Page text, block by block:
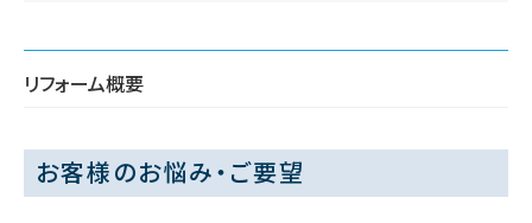
リフォーム概要
お客様のお悩み・ご要望